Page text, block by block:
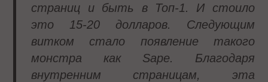
страниц и быть в Топ-1. И стоило
это 15-20 долларов. Следующим
витком стало появление такого
монстра как Sape. Благодаря
внутренним страницам, эта